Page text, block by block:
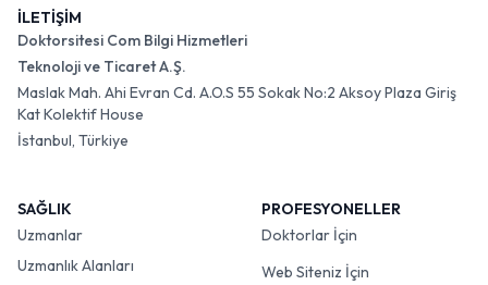
İLETİŞİM
Doktorsitesi Com Bilgi Hizmetleri
Teknoloji ve Ticaret A.Ş.
Maslak Mah. Ahi Evran Cd. A.O.S 55 Sokak No:2 Aksoy Plaza Giriş
Kat Kolektif House
İstanbul, Türkiye
SAĞLIK
Uzmanlar
Uzmanlık Alanları
PROFESYONELLER
Doktorlar İçin
Web Siteniz İçin